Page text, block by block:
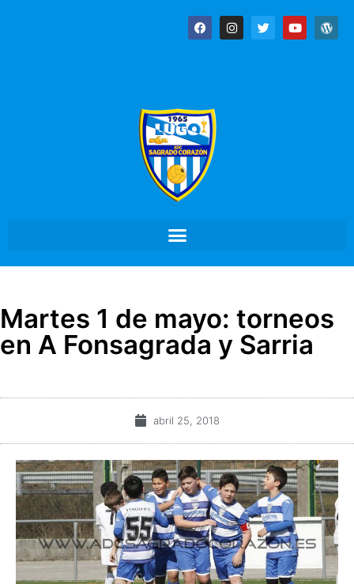
Martes 1 de mayo: torneos
en A Fonsagrada y Sarria
abril 25, 2018